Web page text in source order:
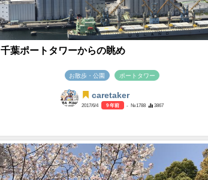
千葉ポートタワーからの眺め
お散歩・公園 ポートタワー
caretaker
2017/6/4 9 年前 - №1788 3867